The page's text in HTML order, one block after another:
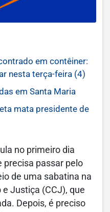
em contêiner:
nesta terça-feira (4)
em Santa Maria
mata presidente de
no primeiro dia
precisa passar pelo
de uma sabatina na
Justiça (CCJ), que
Depois, é preciso